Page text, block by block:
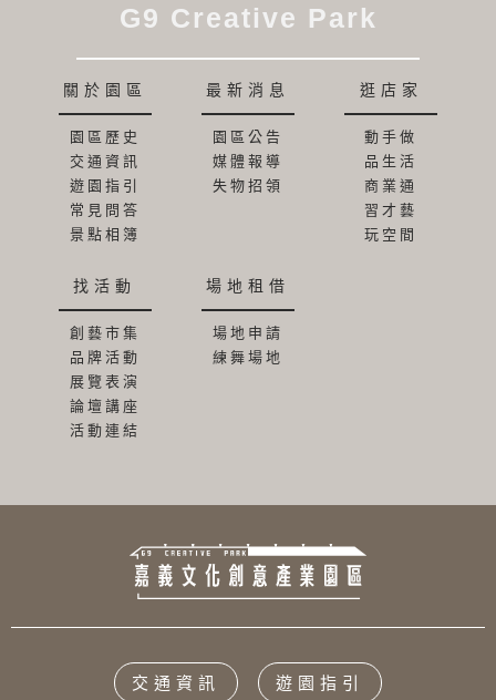
G9 Creative Park
關於園區
園區歷史
交通資訊
遊園指引
常見問答
景點相簿
最新消息
園區公告
媒體報導
失物招領
逛店家
動手做
品生活
商業通
習才藝
玩空間
找活動
創藝市集
品牌活動
展覽表演
論壇講座
活動連結
場地租借
場地申請
練舞場地
交通資訊 遊園指引